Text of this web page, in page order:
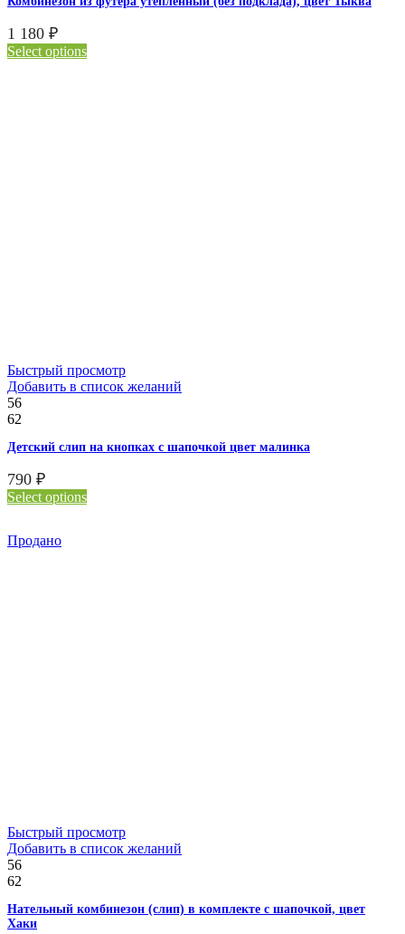
1 180 ₽
Select options
Быстрый просмотр
Добавить в список желаний
56
62
Детский слип на кнопках с шапочкой цвет малинка
790 ₽
Select options
Продано
Быстрый просмотр
Добавить в список желаний
56
62
Нательный комбинезон (слип) в комплекте с шапочкой, цвет
Хаки